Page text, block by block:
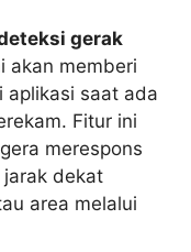
gerak
akan memberi
aplikasi saat ada
Fitur ini
merespons
dekat
area melalui